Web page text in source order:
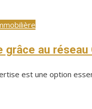
au réseau
est une option